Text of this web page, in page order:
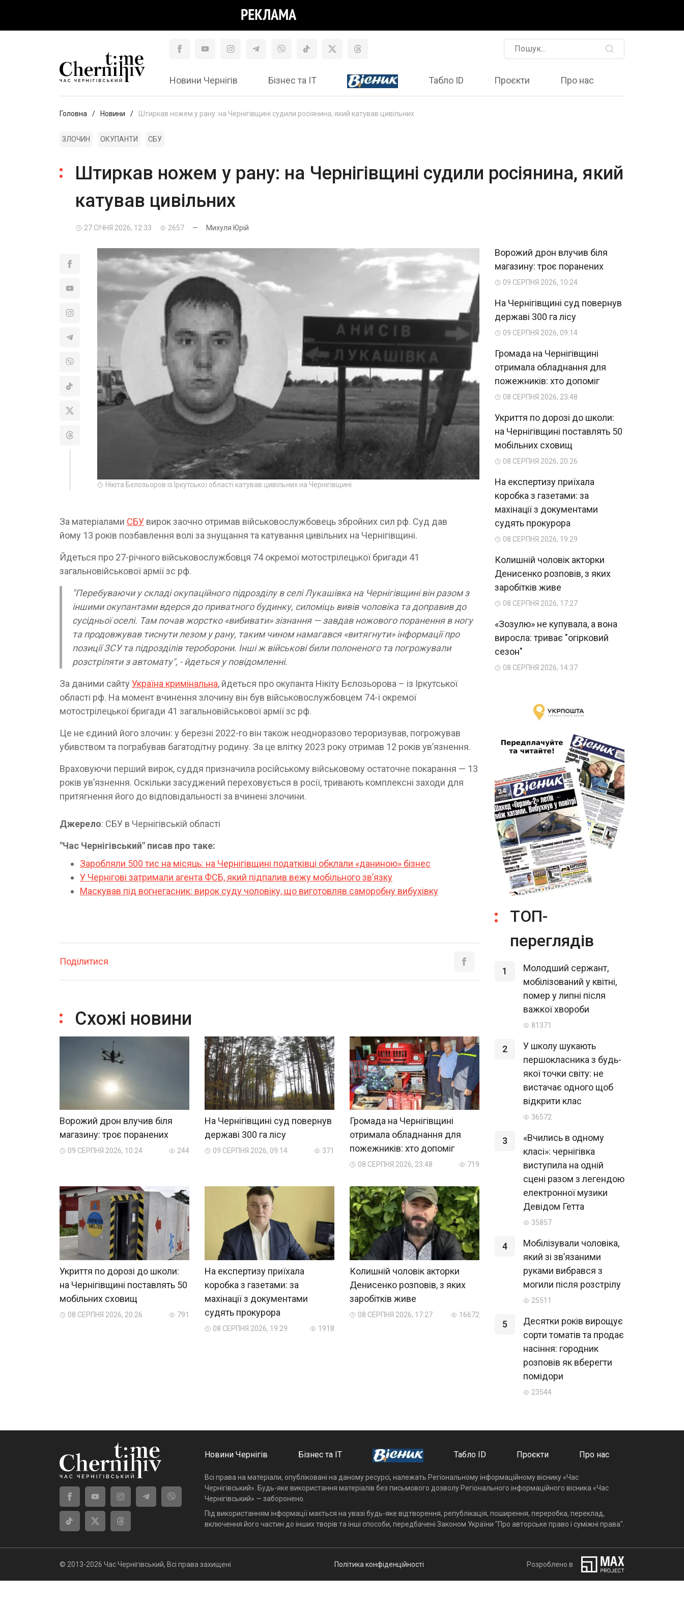
Новини Чернігів Бізнес та ІТ Табло ID Проєкти Про нас
Головна Новини Штиркав ножем у рану: на Чернігівщині судили росіянина, який катував цивільних
ЗЛОЧИН ОКУПАНТИ СБУ
Штиркав ножем у рану: на Чернігівщині судили росіянина, який
катував цивільних
27 СІЧНЯ 2026, 12:33 2657 — Михуля Юрій
Нікіта Бєлозьоров із Іркутської області катував цивільних на Чернігівщині
За матеріалами СБУ вирок заочно отримав військовослужбовець збройних сил рф. Суд дав
йому 13 років позбавлення волі за знущання та катування цивільних на Чернігівщині.
Йдеться про 27-річного військовослужбовця 74 окремої мотострілецької бригади 41
загальновійськової армії зс рф.
"Перебуваючи у складі окупаційного підрозділу в селі Лукашівка на Чернігівщині він разом з
іншими окупантами вдерся до приватного будинку, силоміць вивів чоловіка та доправив до
сусідньої оселі. Там почав жорстко «вибивати» зізнання — завдав ножового поранення в ногу
та продовжував тиснути лезом у рану, таким чином намагався «витягнути» інформації про
позиції ЗСУ та підрозділів тероборони. Інші ж військові били полоненого та погрожували
розстріляти з автомату", - йдеться у повідомленні.
За даними сайту Україна кримінальна, йдеться про окупанта Нікіту Бєлозьорова – із Іркутської
області рф. На момент вчинення злочину він був військовослужбовцем 74-ї окремої
мотострілецької бригади 41 загальновійськової армії зс рф.
Це не єдиний його злочин: у березні 2022-го він також неодноразово тероризував, погрожував
убивством та пограбував багатодітну родину. За це влітку 2023 року отримав 12 років ув’язнення.
Враховуючи перший вирок, суддя призначила російському військовому остаточне покарання — 13
років ув’язнення. Оскільки засуджений переховується в росії, тривають комплексні заходи для
притягнення його до відповідальності за вчинені злочини.
Джерело: СБУ в Чернігівській області
"Час Чернігівський" писав про таке:
Заробляли 500 тис на місяць: на Чернігівщині податківці обклали «даниною» бізнес
У Чернігові затримали агента ФСБ, який підпалив вежу мобільного звʼязку
Маскував під вогнегасник: вирок суду чоловіку, що виготовляв саморобну вибухівку
Поділитися
Схожі новини
Ворожий дрон влучив біля
магазину: троє поранених
09 СЕРПНЯ 2026, 10:24 244
На Чернігівщині суд повернув
державі 300 га лісу
09 СЕРПНЯ 2026, 09:14 371
Громада на Чернігівщині
отримала обладнання для
пожежників: хто допоміг
08 СЕРПНЯ 2026, 23:48 719
Укриття по дорозі до школи:
на Чернігівщині поставлять 50
мобільних сховищ
08 СЕРПНЯ 2026, 20:26 791
На експертизу приїхала
коробка з газетами: за
махінації з документами
судять прокурора
08 СЕРПНЯ 2026, 19:29 1918
Колишній чоловік акторки
Денисенко розповів, з яких
заробітків живе
08 СЕРПНЯ 2026, 17:27 16672
Ворожий дрон влучив біля
магазину: троє поранених
09 СЕРПНЯ 2026, 10:24
На Чернігівщині суд повернув
державі 300 га лісу
09 СЕРПНЯ 2026, 09:14
Громада на Чернігівщині
отримала обладнання для
пожежників: хто допоміг
08 СЕРПНЯ 2026, 23:48
Укриття по дорозі до школи:
на Чернігівщині поставлять 50
мобільних сховищ
08 СЕРПНЯ 2026, 20:26
На експертизу приїхала
коробка з газетами: за
махінації з документами
судять прокурора
08 СЕРПНЯ 2026, 19:29
Колишній чоловік акторки
Денисенко розповів, з яких
заробітків живе
08 СЕРПНЯ 2026, 17:27
«Зозулю» не купувала, а вона
виросла: триває "огірковий
сезон"
08 СЕРПНЯ 2026, 14:37
ТОП-
переглядів
1
Молодший сержант,
мобілізований у квітні,
помер у липні після
важкої хвороби
81371
2
У школу шукають
першокласника з будь-
якої точки світу: не
вистачає одного щоб
відкрити клас
36572
3
«Вчились в одному
класі»: чернігівка
виступила на одній
сцені разом з легендою
електронної музики
Девідом Гетта
35857
4
Мобілізували чоловіка,
який зі зв’язаними
руками вибрався з
могили після розстрілу
25511
5
Десятки років вирощує
сорти томатів та продає
насіння: городник
розповів як вберегти
помідори
23544
Новини Чернігів Бізнес та ІТ Табло ID Проєкти Про нас
Всі права на матеріали, опубліковані на даному ресурсі, належать Регіональному інформаційному віснику «Час
Чернігівський». Будь-яке використання матеріалів без письмового дозволу Регіонального інформаційного вісника «Час
Чернігівський» — заборонено.
Під використанням інформації мається на увазі будь-яке відтворення, републікація, поширення, переробка, переклад,
включення його частин до інших творів та інші способи, передбачені Законом України "Про авторське право і суміжні права".
© 2013-2026 Час Чернігівський, Всі права захищені Політика конфіденційності Розроблено в